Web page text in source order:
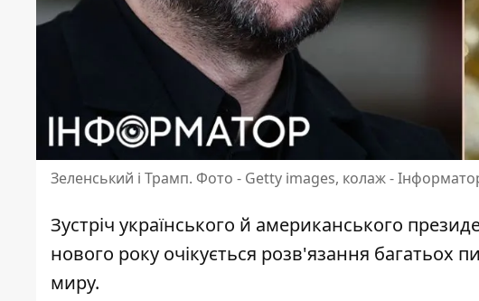
Зеленський і Трамп. Фото - Getty images, колаж -
Зустріч українського й американського
нового року очікується розв'язання багатьох
миру.